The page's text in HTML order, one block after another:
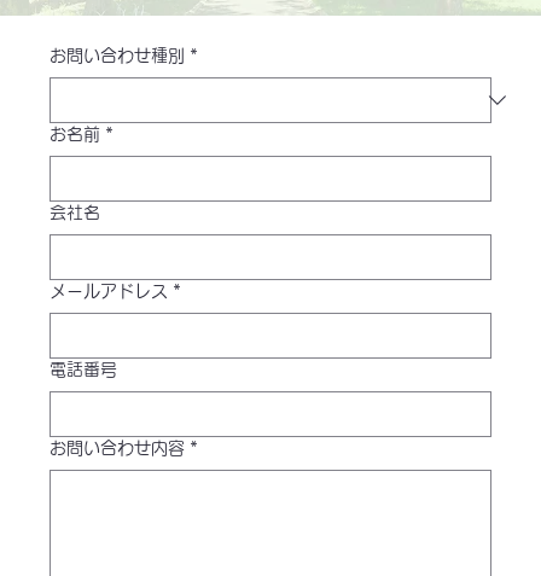
お問い合わせ種別 *
お名前 *
会社名
メールアドレス *
電話番号
お問い合わせ内容 *